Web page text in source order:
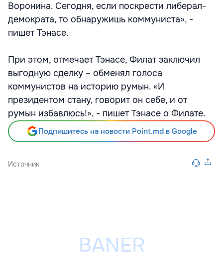
Воронина. Сегодня, если поскрести либерал-
демократа, то обнаружишь коммуниста», -
пишет Тэнасе.
При этом, отмечает Тэнасе, Филат заключил
выгодную сделку – обменял голоса
коммунистов на историю румын. «И
президентом стану, говорит он себе, и от
румын избавлюсь!», - пишет Тэнасе о Филате.
Подпишитесь на новости Point.md в Google
Источник